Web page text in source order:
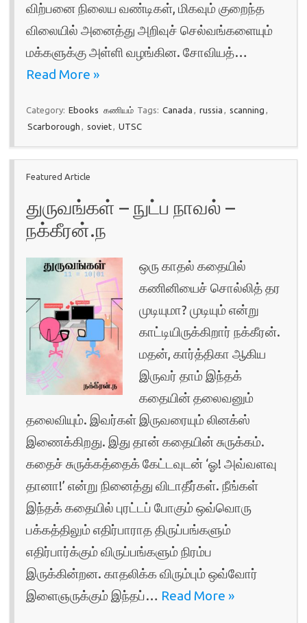
விற்பனை நிலைய வண்டிகள், மிகவும் குறைந்த
விலையில் அனைத்து அறிவுச் செல்வங்களையும்
மக்களுக்கு அள்ளி வழங்கின. சோவியத்…
Read More »
Category: Ebooks கணியம் Tags: Canada , russia , scanning ,
Scarborough , soviet, UTSC
Featured Article
துருவங்கள் – நுட்ப நாவல் –
நக்கீரன்.ந
ஒரு காதல் கதையில்
கணினியைச் சொல்லித் தர
முடியுமா? முடியும் என்று
காட்டியிருக்கிறார் நக்கீரன்.
மதன், கார்த்திகா ஆகிய
இருவர் தாம் இந்தக்
கதையின் தலைவனும்
தலைவியும். இவர்கள் இருவரையும் லினக்ஸ்
இணைக்கிறது. இது தான் கதையின் சுருக்கம்.
கதைச் சுருக்கத்தைக் கேட்டவுடன் ‘ஓ! அவ்வளவு
தானா!’ என்று நினைத்து விடாதீர்கள். நீங்கள்
இந்தக் கதையில் புரட்டப் போகும் ஒவ்வொரு
பக்கத்திலும் எதிர்பாராத திருப்பங்களும்
எதிர்பார்க்கும் விருப்பங்களும் நிரம்ப
இருக்கின்றன. காதலிக்க விரும்பும் ஒவ்வோர்
இளைஞருக்கும் இந்தப்… Read More »